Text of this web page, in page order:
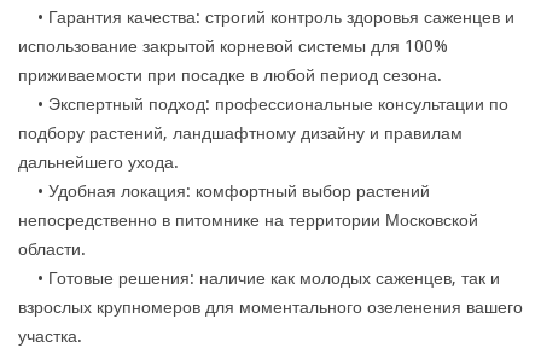
• Гарантия качества: строгий контроль здоровья саженцев и
использование закрытой корневой системы для 100%
приживаемости при посадке в любой период сезона.
• Экспертный подход: профессиональные консультации по
подбору растений, ландшафтному дизайну и правилам
дальнейшего ухода.
• Удобная локация: комфортный выбор растений
непосредственно в питомнике на территории Московской
области.
• Готовые решения: наличие как молодых саженцев, так и
взрослых крупномеров для моментального озеленения вашего
участка.